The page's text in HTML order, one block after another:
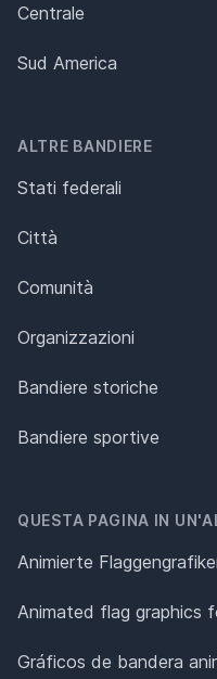
Centrale
Sud America
ALTRE BANDIERE
Stati federali
Città
Comunità
Organizzazioni
Bandiere storiche
Bandiere sportive
QUESTA PAGINA IN
Animierte
Animated flag graphics
Gráficos de bandera